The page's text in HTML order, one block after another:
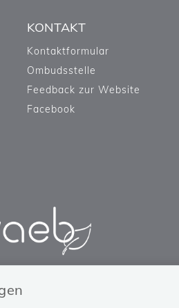
und Bergbau
KONTAKT
Kontaktformular
Ombudsstelle
Feedback zur Website
Facebook